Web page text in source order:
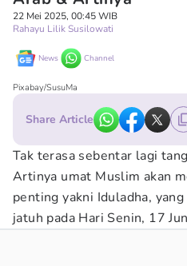
22 Mei 2025, 00:45 WIB
Rahayu Lilik Susilowati
News Channel
Pixabay/SusuMa
Share Article
Tak terasa sebentar lagi
Artinya umat Muslim akan
penting yakni Iduladha,
jatuh pada Hari Senin, 17